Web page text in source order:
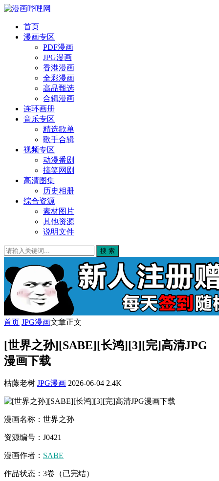
首页
漫画专区
PDF漫画
JPG漫画
香港漫画
全彩漫画
高品甄选
合辑漫画
连环画册
音乐专区
精选歌单
歌手合辑
视频专区
动漫番剧
搞笑网剧
高清图集
历史相册
综合资源
素材图片
其他资源
说明文件
搜 索
首页 JPG漫画文章正文
[世界之孙][SABE][长鸿][3][完]高清JPG
漫画下载
枯藤老树 JPG漫画 2026-06-04 2.4K
漫画名称：世界之孙
资源编号：J0421
漫画作者： SABE
作品状态：3卷（已完结）